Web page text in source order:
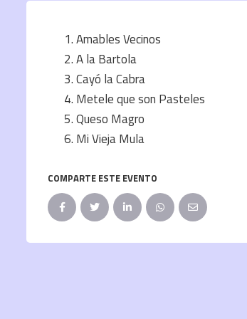
Amables Vecinos
A la Bartola
Cayó la Cabra
Metele que son Pasteles
Queso Magro
Mi Vieja Mula
COMPARTE ESTE EVENTO